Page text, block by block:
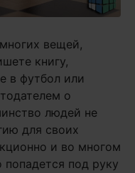
вещей,
книгу,
в футбол или
о
людей не
для своих
и во многом
попадется под руку